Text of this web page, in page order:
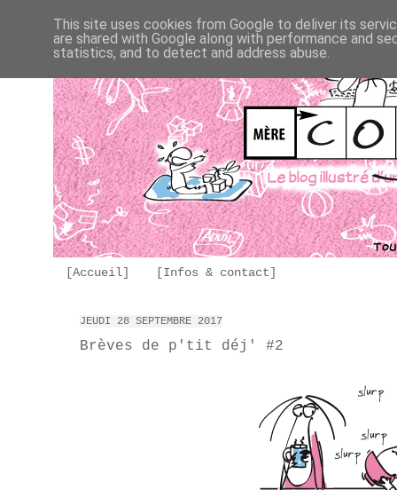
[Accueil] [Infos & contact]
JEUDI 28 SEPTEMBRE 2017
Brèves de p'tit déj' #2
This site uses cookies from Google to deliver its
are shared with Google along with performance and
statistics, and to detect and address abuse.